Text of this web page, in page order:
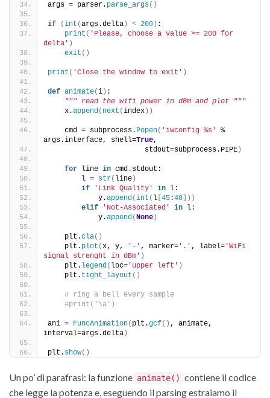
args = parser. parse_args()
if (int (args.delta ) < 200 ) :
print ( 'Please, choose a value >= 200 for
delta' )
exit ()
print ( 'Close the window to exit' )
def animate(i ) :
""" read the wifi power in dBm and plot """
    x.
append( next (index ))
    cmd = subprocess.
Popen( 'iwconfig %s'
%
args.interface, shell=True,
                       stdout=subprocess.PIPE
)
for line in cmd.stdout:
        l =
str( line )
if
'Link Quality' in l:
            y.
append(int ( l 45:48 ]))
elif
'Not-Associated' in l:
            y.
append(None )
    plt.
cla()
    plt.
plot (x, y, '-' , marker= '.' , label= 'WiFi
signal strenght in dBm' )
    plt.
legend( loc= 'upper left' )
    plt.
tight_layout ()
# ring a bell every sample
#print('\a')
ani = FuncAnimation( plt.gcf() , animate,
interval=args.delta )
plt. show()
Un po’ di parafrasi: la funzione animate() contiene il codice
che legge la potenza e, eseguendo il parsing estraiamo il